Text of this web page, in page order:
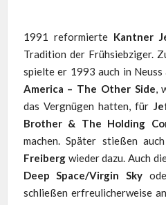
1991 reformierte Kantner
Tradition der Frühsiebziger.
spielte er 1993 auch in
America – The Other Side,
das Vergnügen hatten, für
Brother & The Holding
machen. Später stießen auch
Freibergwieder dazu. Auch
Deep Space/Virgin Sky
schließen erfreulicherweise